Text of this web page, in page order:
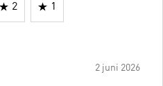
2 1
2 juni 2026